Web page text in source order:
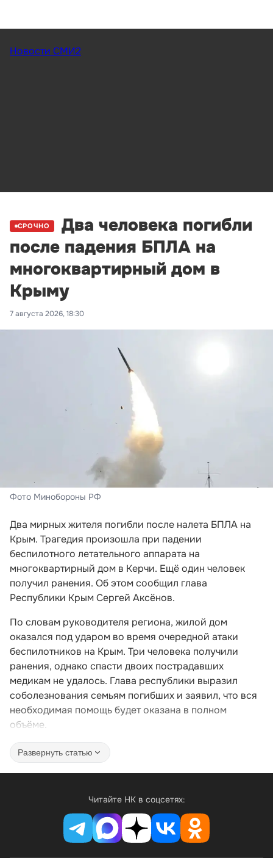
Новости СМИ2
СРОЧНО
Два человека погибли
после падения БПЛА на
многоквартирный дом в
Крыму
7 августа 2026, 18:30
Фото Минобороны РФ
Два мирных жителя погибли после налета БПЛА на
Крым. Трагедия произошла при падении
беспилотного летательного аппарата на
многоквартирный дом в Керчи. Ещё один человек
получил ранения. Об этом сообщил глава
Республики Крым Сергей Аксёнов.
По словам руководителя региона, жилой дом
оказался под ударом во время очередной атаки
беспилотников на Крым. Три человека получили
ранения, однако спасти двоих пострадавших
медикам не удалось. Глава республики выразил
соболезнования семьям погибших и заявил, что вся
необходимая помощь будет оказана в полном
объёме.
Развернуть статью
Читайте НК в соцсетях: